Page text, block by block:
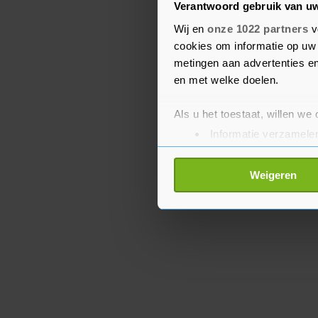
Verantwoord gebruik van
Wij en onze 1022 partners
cookies om informatie op
metingen aan advertenties
en met welke doelen.
Als u het toestaat, willen we
Informatie
Uw apparaat
Lees meer over hoe uw
toestemming op elk moment
Weigeren
belangrijkste is dat je
aldus GGD GHOR
verschilt de drukte per
steeds genoeg